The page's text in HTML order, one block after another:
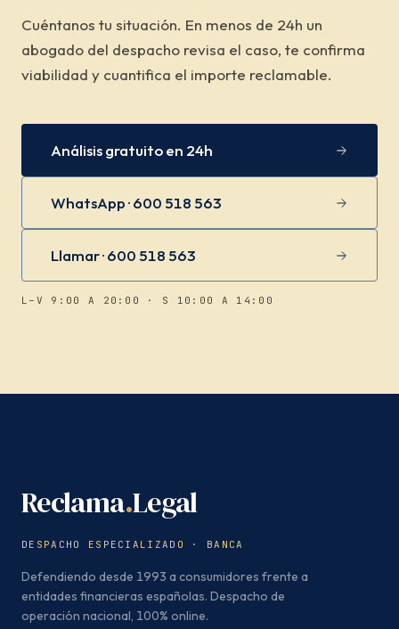
Cuéntanos tu situación. En menos de 24h un
abogado del despacho revisa el caso, te confirma
viabilidad y cuantifica el importe reclamable.
Análisis gratuito en 24h
WhatsApp · 600 518 563
Llamar · 600 518 563
L–V 9:00 A 20:00 · S 10:00 A 14:00
Reclama.Legal
DESPACHO ESPECIALIZADO · BANCA
Defendiendo desde 1993 a consumidores frente a
entidades financieras españolas. Despacho de
operación nacional, 100% online.